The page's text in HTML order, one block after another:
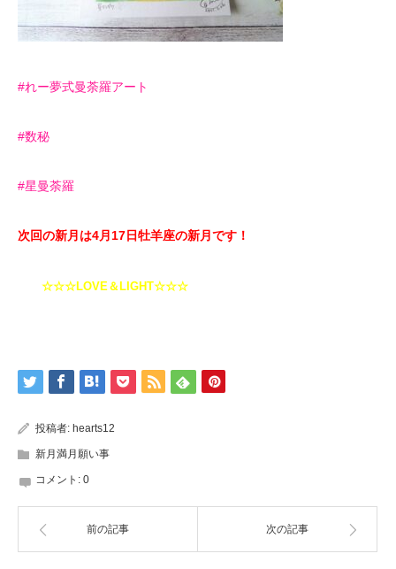
#れー夢式曼荼羅アート
#数秘
#星曼荼羅
次回の新月は4月17日牡羊座の新月 です！
☆☆☆LOVE＆LIGHT☆☆☆
投稿者: hearts12
新月満月願い事
コメント: 0
前の記事 次の記事